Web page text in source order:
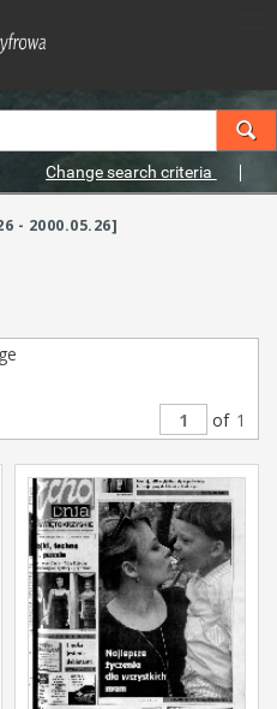
Change search criteria
- 2000.05.26]
of 1